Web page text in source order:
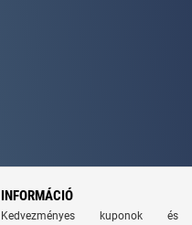
INFORMÁCIÓ
Kedvezményes kuponok és